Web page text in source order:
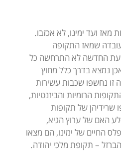
ועד ימינו, לא אכזבו.
שמאז התקופה
החדשה לא התרחשה כל
נמצא בדרך כלל מחוץ
נחשפו שכבות עשירות
הרומיות והביזנטיות,
שרידיהן של תקופות
האם של ערוץ הגיא,
ממפלס החיים של ימינו, הם מצאו
– תקופת מלכי יהודה.